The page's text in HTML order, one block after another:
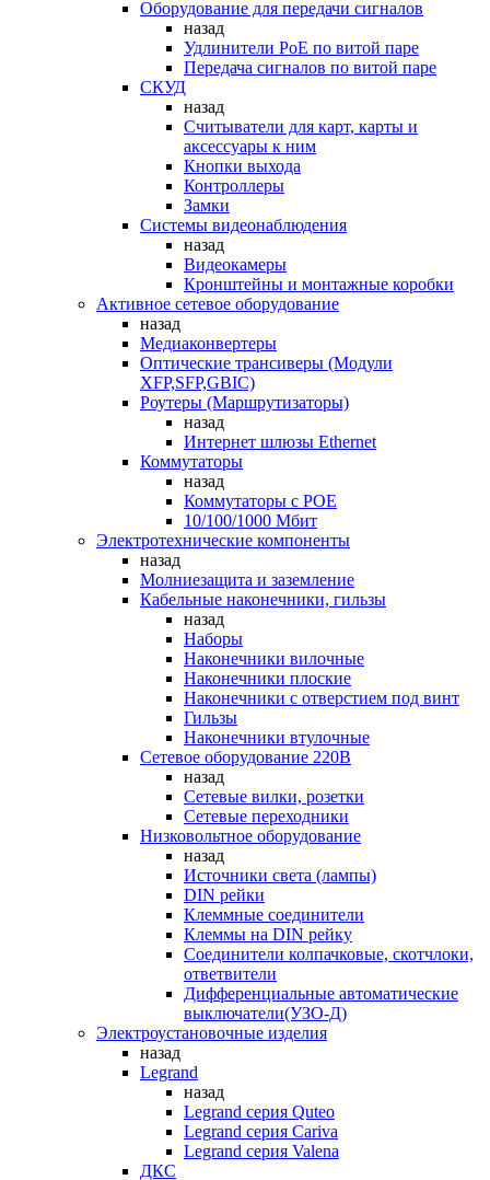
Оборудование для передачи сигналов
назад
Удлинители PoE по витой паре
Передача сигналов по витой паре
СКУД
назад
Считыватели для карт, карты и
аксессуары к ним
Кнопки выхода
Контроллеры
Замки
Системы видеонаблюдения
назад
Видеокамеры
Кронштейны и монтажные коробки
Активное сетевое оборудование
назад
Медиаконвертеры
Оптические трансиверы (Модули
XFP,SFP,GBIC)
Роутеры (Маршрутизаторы)
назад
Интернет шлюзы Ethernet
Коммутаторы
назад
Коммутаторы c POE
10/100/1000 Мбит
Электротехнические компоненты
назад
Молниезащита и заземление
Кабельные наконечники, гильзы
назад
Наборы
Наконечники вилочные
Наконечники плоские
Наконечники с отверстием под винт
Гильзы
Наконечники втулочные
Сетевое оборудование 220В
назад
Сетевые вилки, розетки
Сетевые переходники
Низковольтное оборудование
назад
Источники света (лампы)
DIN рейки
Клеммные соединители
Клеммы на DIN рейку
Соединители колпачковые, скотчлоки,
ответвители
Дифференциальные автоматические
выключатели(УЗО-Д)
Электроустановочные изделия
назад
Legrand
назад
Legrand серия Quteo
Legrand серия Cariva
Legrand серия Valena
ДКС